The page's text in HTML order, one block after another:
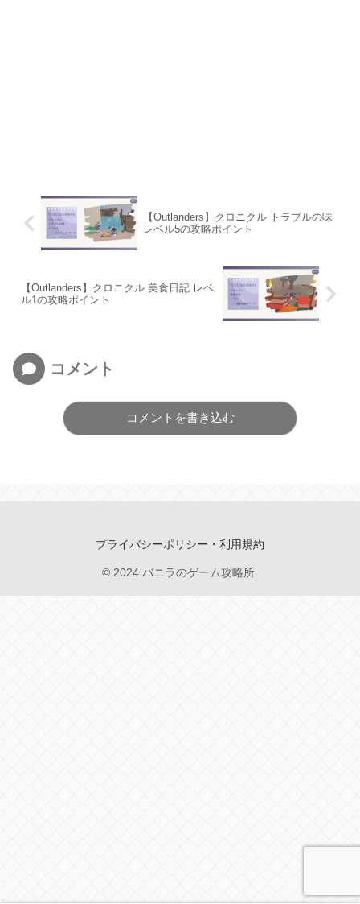
【Outlanders】クロニクル トラブルの味
レベル5の攻略ポイント
【Outlanders】クロニクル 美食日記 レベ
ル1の攻略ポイント
コメント
コメントを書き込む
プライバシーポリシー・利用規約
© 2024 バニラのゲーム攻略所.